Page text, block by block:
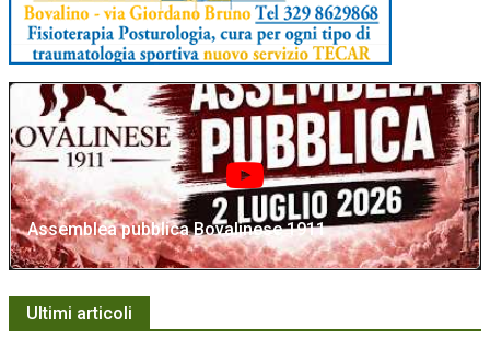
Assemblea pubblica Bovalinese 1911
Ultimi articoli